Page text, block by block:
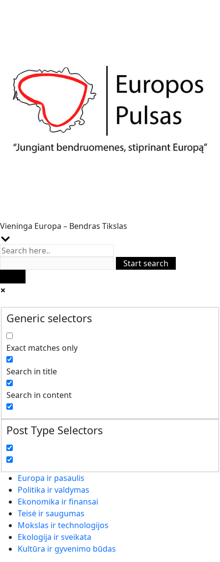
Vieninga Europa – Bendras Tikslas
Generic selectors
Exact matches only
Search in title
Search in content
Post Type Selectors
Europa ir pasaulis
Politika ir valdymas
Ekonomika ir finansai
Teisė ir saugumas
Mokslas ir technologijos
Ekologija ir sveikata
Kultūra ir gyvenimo būdas